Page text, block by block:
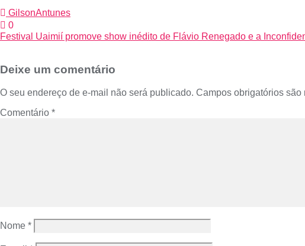
GilsonAntunes
0
Festival Uaimií promove show inédito de Flávio Renegado e a
Deixe um comentário
O seu endereço de e-mail não será publicado. Campos obrigatórios são
Comentário *
Nome *